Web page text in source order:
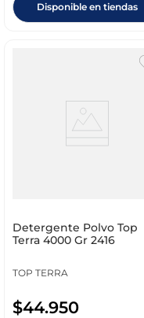
Disponible en tiendas
Detergente Polvo Top
Terra 4000 Gr 2416
TOP TERRA
$44.950